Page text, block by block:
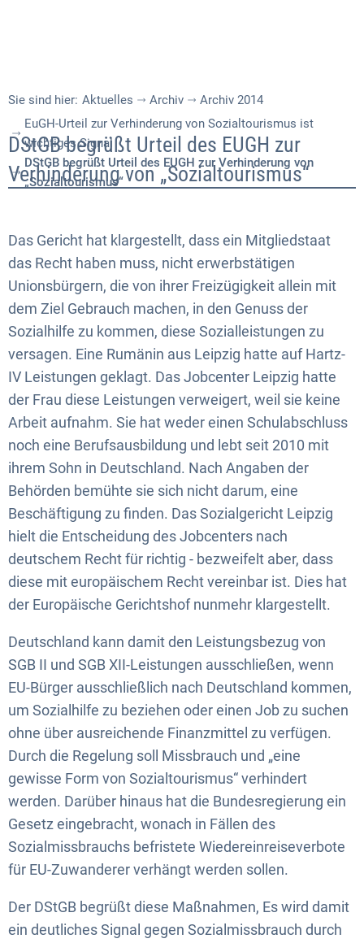
Sie sind hier: Aktuelles Archiv
Archiv 2014
EuGH-Urteil zur Verhinderung von Sozialtourismus ist
wichtiges Signal
DStGB begrüßt Urteil des EUGH zur Verhinderung von
„Sozialtourismus“
DStGB
begrüßt
des
EUGH
zur
Verhinderung
von
„Sozialtourismus“
DStGB begrüßt Urteil des EUGH zur
Verhinderung von „Sozialtourismus“
Das Gericht hat klargestellt, dass ein Mitgliedstaat
das Recht haben muss, nicht erwerbstätigen
Unionsbürgern, die von ihrer Freizügigkeit allein mit
dem Ziel Gebrauch machen, in den Genuss der
Sozialhilfe zu kommen, diese Sozialleistungen zu
versagen. Eine Rumänin aus Leipzig hatte auf Hartz-
IV Leistungen geklagt. Das Jobcenter Leipzig hatte
der Frau diese Leistungen verweigert, weil sie keine
Arbeit aufnahm. Sie hat weder einen Schulabschluss
noch eine Berufsausbildung und lebt seit 2010 mit
ihrem Sohn in Deutschland. Nach Angaben der
Behörden bemühte sie sich nicht darum, eine
Beschäftigung zu finden. Das Sozialgericht Leipzig
hielt die Entscheidung des Jobcenters nach
deutschem Recht für richtig - bezweifelt aber, dass
diese mit europäischem Recht vereinbar ist. Dies hat
der Europäische Gerichtshof nunmehr klargestellt.
Deutschland kann damit den Leistungsbezug von
SGB II und SGB XII-Leistungen ausschließen, wenn
EU-Bürger ausschließlich nach Deutschland kommen,
um Sozialhilfe zu beziehen oder einen Job zu suchen
ohne über ausreichende Finanzmittel zu verfügen.
Durch die Regelung soll Missbrauch und „eine
gewisse Form von Sozialtourismus“ verhindert
werden. Darüber hinaus hat die Bundesregierung ein
Gesetz eingebracht, wonach in Fällen des
Sozialmissbrauchs befristete Wiedereinreiseverbote
für EU-Zuwanderer verhängt werden sollen.
Der DStGB begrüßt diese Maßnahmen, Es wird damit
ein deutliches Signal gegen Sozialmissbrauch durch